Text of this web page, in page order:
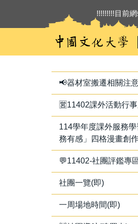
內
!!!!!!!!!目前
📢器材室搬遷相關注
🈺11402課外活動行
114學年度課外服務
務有感」四格漫畫創
💬11402-社團評鑑專
社團一覽(即)
一周場地時間(即)